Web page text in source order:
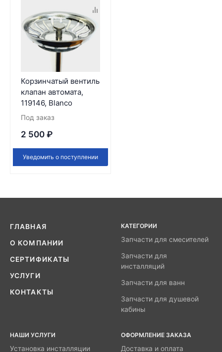
Корзинчатый вентиль
клапан автомата,
119146, Blanco
Под заказ
2 500 ₽
Уведомить о поступлении
ГЛАВНАЯ
О КОМПАНИИ
СЕРТИФИКАТЫ
УСЛУГИ
КОНТАКТЫ
КАТЕГОРИИ
Запчасти для смесителей
Запчасти для
инсталляций
Запчасти для ванн
Запчасти для душевой
кабины
НАШИ УСЛУГИ
Установка инсталляции
ОФОРМЛЕНИЕ ЗАКАЗА
Доставка и оплата